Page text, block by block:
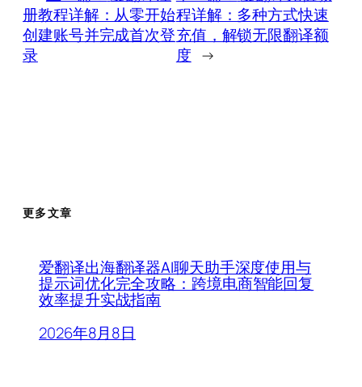
册教程详解：从零开始
创建账号并完成首次登
录
程详解：多种方式快速
充值，解锁无限翻译额
度 →
更多文章
爱翻译出海翻译器AI聊天助手深度使用与
提示词优化完全攻略：跨境电商智能回复
效率提升实战指南
2026年8月8日